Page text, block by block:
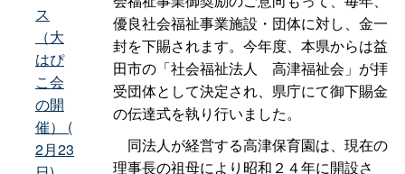
優良社会福祉事業施設・団体に対し、金一
封を下賜されます。今年度、本県からは益
田市の「社会福祉法人高津福祉会」が拝
受団体として決定され、県庁にて御下賜金
の伝達式を執り行いました。
同法人が経営する高津保育園は、現在の
理事長の祖母により昭和２４年に開設さ
ス
（大
はぴ
こ会
の開
催） (
2月23